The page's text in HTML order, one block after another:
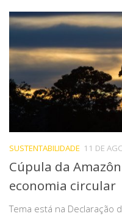
SUSTENTABILIDADE 11 DE
Cúpula da
economia circular
Tema está na Declaração